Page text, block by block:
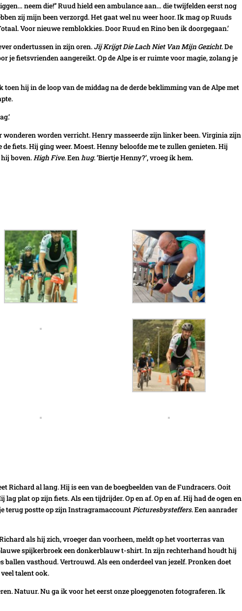
neem die!” Ruud hield een ambulance aan… die twijfelden eerst nog
zij mijn been verzorgd. Het gaat wel nu weer hoor. Ik mag op Ruuds
Voor nieuwe remblokkies. Door Ruud en Rino ben ik doorgegaan.’
ondertussen in zijn oren. Jij Krijgt Die Lach Niet Van Mijn Gezicht. De
je fietsvrienden aangereikt. Op de Alpe is er ruimte voor magie, zolang je
toen hij in de loop van de middag na de derde beklimming van de Alpe met
wonderen worden verricht. Henry masseerde zijn linker been. Virginia zijn
fiets. Hij ging weer. Moest. Henny beloofde me te zullen genieten. Hij
hij boven.High Five. Eenhug. ‘Biertje Henny?’, vroeg ik hem.
Richard al lang. Hij is een van de boegbeelden van de Fundracers. Ooit
plat op zijn fiets. Als een tijdrijder. Op en af. Op en af. Hij had de ogen en
terug postte op zijn InstragramaccountPicturesbysteffers. Een aanrader
als hij zich, vroeger dan voorheen, meldt op het voorterras van
spijkerbroek een donkerblauw t-shirt. In zijn rechterhand houdt hij
ballen vasthoud. Vertrouwd. Als een onderdeel van jezelf. Pronken doet
talent ook.
Natuur. Nu ga ik voor het eerst onze ploeggenoten fotograferen. Ik